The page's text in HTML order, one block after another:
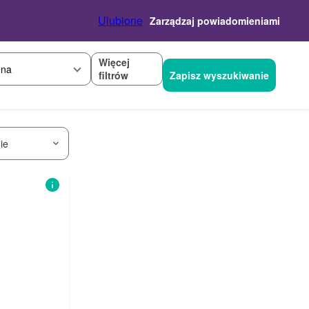
Ulubione Zarządzaj powiadomieniami
Więcej
filtrów
Zapisz wyszukiwanie